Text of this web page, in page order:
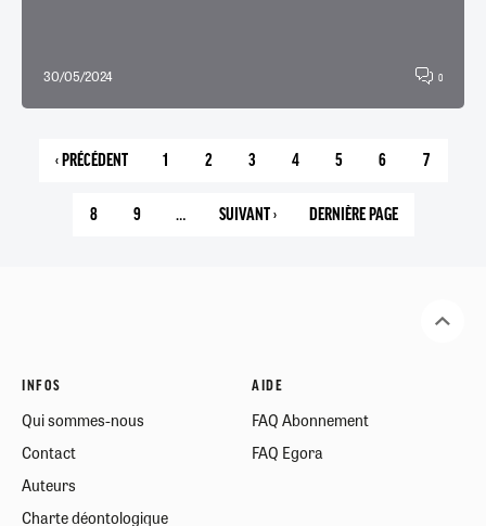
30/05/2024 0
PAGE
‹ PRÉCÉDENT PAGE
1
PAGE
2 PAGE
3 PAGE
4 PAGE
5 PAGE
6 PAGE
7
PAGE
8 PAGE
9 …
PAGE
SUIVANT › DERNIÈRE PAGE
11
INFOS
Qui sommes-nous
Contact
Auteurs
Charte déontologique
AIDE
FAQ Abonnement
FAQ Egora